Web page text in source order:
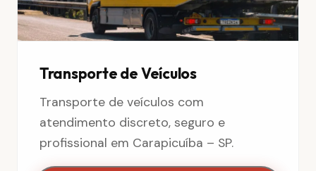
Transporte de Veículos
Transporte de veículos com
atendimento discreto, seguro e
profissional em Carapicuíba – SP.